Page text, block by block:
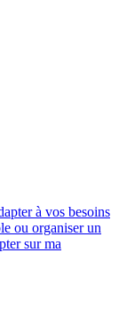
à vos besoins
ou organiser un
sur ma